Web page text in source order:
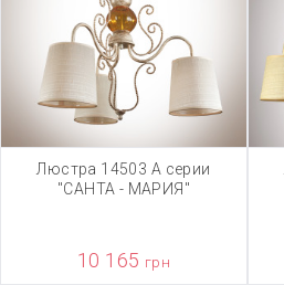
Люстра 14503 А серии
"САНТА - МАРИЯ"
10 165 грн